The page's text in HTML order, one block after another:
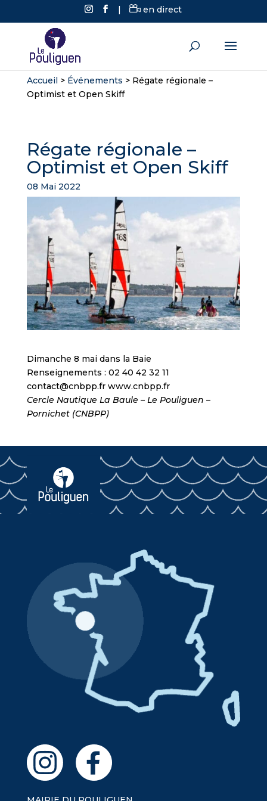
| en direct
Accueil> Événements > Régate régionale –
Optimist et Open Skiff
Régate régionale –
Optimist et Open Skiff
08 Mai 2022
Dimanche 8 mai dans la Baie
Renseignements : 02 40 42 32 11
contact@cnbpp.fr www.cnbpp.fr
Cercle Nautique La Baule – Le Pouliguen –
Pornichet (CNBPP)